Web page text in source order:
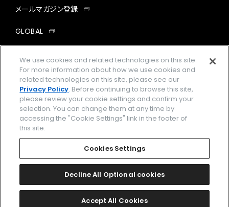
メールマガジン登録
GLOBAL
facebookinstagramtwitter
企業情報 ご利用規約
プライバシーポリシー Cookies Settings
Amazon PayはAmazon.com, Inc.またはその関連会社の商標です。
2026 CITIZEN WATCH CO., LTD.
We use cookies and related technologies on this site.
For more information about how we use cookies and
related technologies on this site, please see our
Privacy Policy. Before continuing to browse this site,
please review your cookie settings and confirm your
selection. You can change them at any time by
accessing the "Cookie Settings" link in the footer of
this site.
Cookies Settings
Decline All Optional cookies
Accept All Cookies